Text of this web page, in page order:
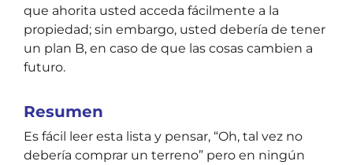
que ahorita usted acceda fácilmente a la
propiedad; sin embargo, usted debería de tener
un plan B, en caso de que las cosas cambien a
futuro.
Resumen
Es fácil leer esta lista y pensar, “Oh, tal vez no
debería comprar un terreno” pero en ningún